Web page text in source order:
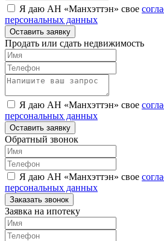
Я даю АН «Манхэттэн» свое
персональных данных
Оставить заявку
Продать или сдать недвижимость
Я даю АН «Манхэттэн» свое
персональных данных
Оставить заявку
Обратный звонок
Я даю АН «Манхэттэн» свое
персональных данных
Заказать звонок
Заявка на ипотеку